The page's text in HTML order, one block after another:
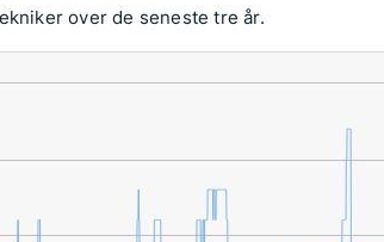
over de seneste tre år.